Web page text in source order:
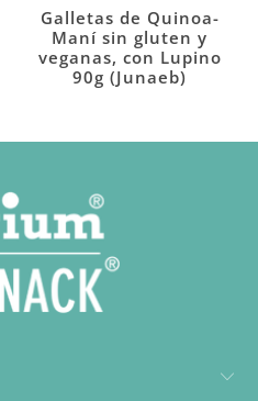
Galletas de Quinoa-
Maní sin gluten y
veganas, con Lupino
90g (Junaeb)